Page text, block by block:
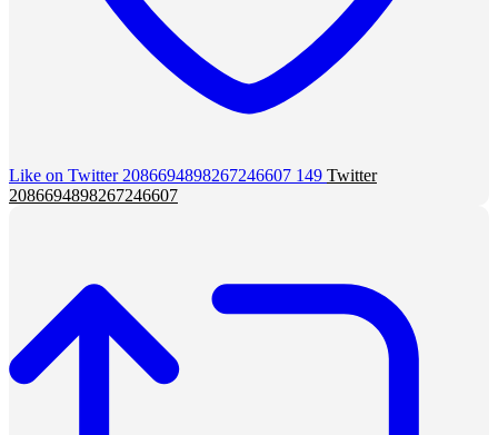
Like on Twitter 2086694898267246607 149 Twitter
2086694898267246607